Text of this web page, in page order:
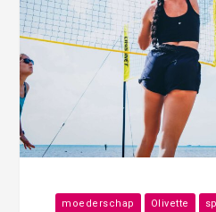
moederschap Olivette